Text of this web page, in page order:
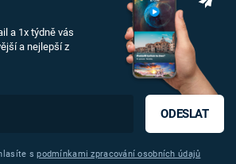
a 1x týdně vás
a nejlepší z
ODESLAT
spodmínkami zpracování osobních údajů